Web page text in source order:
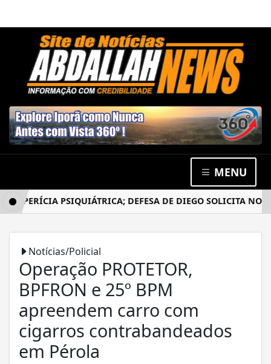
MENU
PERÍCIA PSIQUIÁTRICA; DEFESA DE DIEGO SOLICITA NOVO
Notícias/Policial
Operação PROTETOR,
BPFRON e 25º BPM
apreendem carro com
cigarros contrabandeados
em Pérola